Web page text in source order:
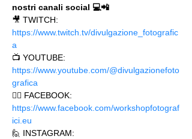
nostri canali social 💻📲
🎥 TWITCH:
https://www.twitch.tv/divulgazione_fotografic
a
📺 YOUTUBE:
https://www.youtube.com/@divulgazionefoto
grafica
🙋‍♂️ FACEBOOK:
https://www.facebook.com/workshopfotograf
ici.eu
🙋 INSTAGRAM: